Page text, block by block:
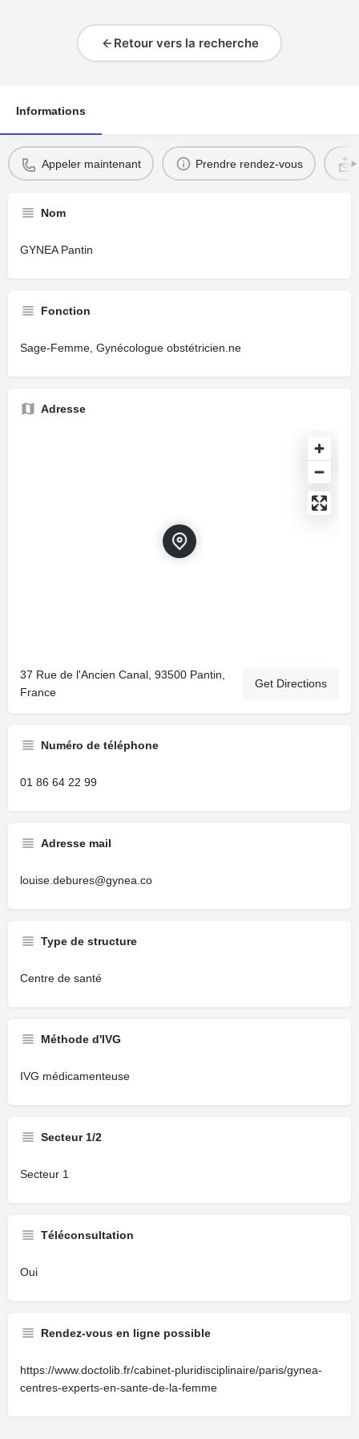
Retour vers la recherche
Informations
Appeler maintenant Prendre rendez-vous
Nom
GYNEA Pantin
Fonction
Sage-Femme, Gynécologue obstétricien.ne
Adresse
37 Rue de l'Ancien Canal, 93500 Pantin,
France
Get Directions
Numéro de téléphone
01 86 64 22 99
Adresse mail
louise.debures@gynea.co
Type de structure
Centre de santé
Méthode d'IVG
IVG médicamenteuse
Secteur 1/2
Secteur 1
Téléconsultation
Oui
Rendez-vous en ligne possible
https://www.doctolib.fr/cabinet-pluridisciplinaire/paris/gynea-
centres-experts-en-sante-de-la-femme